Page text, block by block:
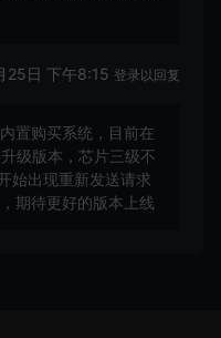
25日 下午8:15 登录以回复
置购买系统，目前在
级版本，芯片三级不
始出现重新发送请求
期待更好的版本上线